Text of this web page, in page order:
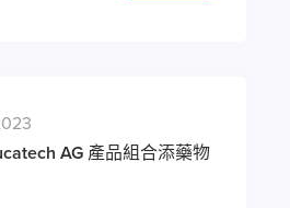
AG 產品組合添藥物